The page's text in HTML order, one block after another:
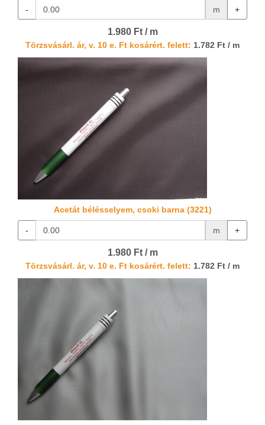
- m +
1.980 Ft / m
Törzsvásárl. ár, v. 10 e. Ft kosárért. felett: 1.782 Ft / m
Acetát bélésselyem, csoki barna (3221)
- m +
1.980 Ft / m
Törzsvásárl. ár, v. 10 e. Ft kosárért. felett: 1.782 Ft / m